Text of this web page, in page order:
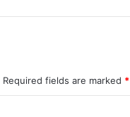
Required fields are marked *